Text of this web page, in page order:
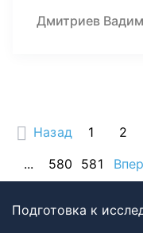
Дмитриев
Назад 1 2
...
580 581
Подготовка к